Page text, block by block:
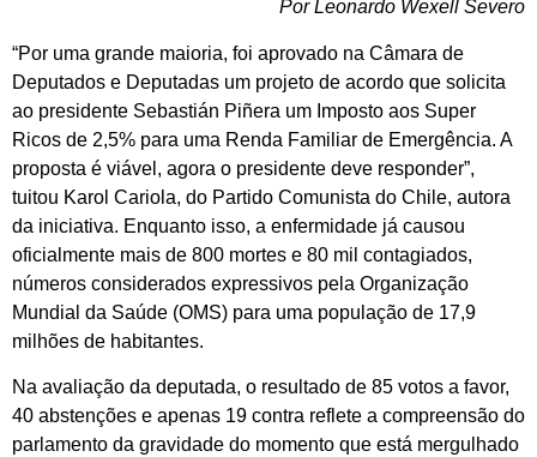
Por Leonardo Wexell Severo
“Por uma grande maioria, foi aprovado na Câmara de
Deputados e Deputadas um projeto de acordo que solicita
ao presidente Sebastián Piñera um Imposto aos Super
Ricos de 2,5% para uma Renda Familiar de Emergência. A
proposta é viável, agora o presidente deve responder”,
tuitou Karol Cariola, do Partido Comunista do Chile, autora
da iniciativa. Enquanto isso, a enfermidade já causou
oficialmente mais de 800 mortes e 80 mil contagiados,
números considerados expressivos pela Organização
Mundial da Saúde (OMS) para uma população de 17,9
milhões de habitantes.
Na avaliação da deputada, o resultado de 85 votos a favor,
40 abstenções e apenas 19 contra reflete a compreensão do
parlamento da gravidade do momento que está mergulhado